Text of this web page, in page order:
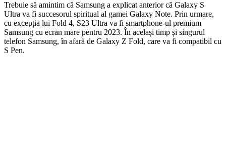
Trebuie să amintim că Samsung a explicat anterior că Galaxy S
Ultra va fi succesorul spiritual al gamei Galaxy Note. Prin urmare,
cu excepția lui Fold 4, S23 Ultra va fi smartphone-ul premium
Samsung cu ecran mare pentru 2023. În același timp și singurul
telefon Samsung, în afară de Galaxy Z Fold, care va fi compatibil cu
S Pen.